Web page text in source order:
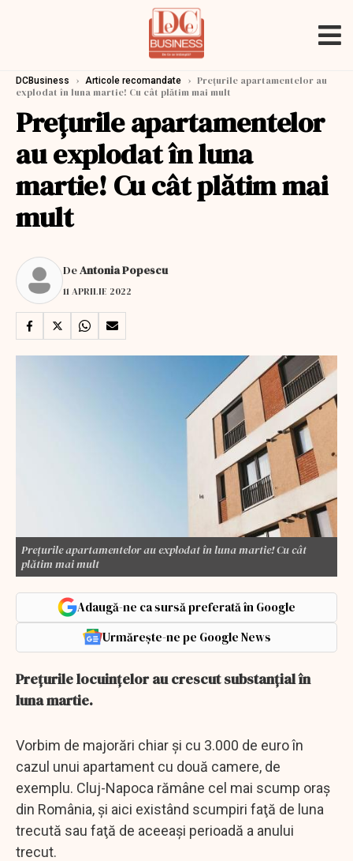
DCBusiness › Articole recomandate › Prețurile apartamentelor au
explodat în luna martie! Cu cât plătim mai mult
Prețurile apartamentelor
au explodat în luna
martie! Cu cât plătim mai
mult
DeAntonia Popescu
11 APRILIE 2022
Prețurile apartamentelor au explodat în luna martie! Cu cât
plătim mai mult
Adaugă-ne ca sursă preferată în Google
Urmărește-ne pe Google News
Preţurile locuinţelor au crescut substanţial în
luna martie.
Vorbim de majorări chiar şi cu 3.000 de euro în
cazul unui apartament cu două camere, de
exemplu. Cluj-Napoca rămâne cel mai scump oraş
din România, şi aici existând scumpiri faţă de luna
trecută sau faţă de aceeaşi perioadă a anului
trecut.